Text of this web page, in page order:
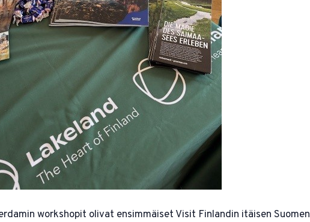
workshopit olivat ensimmäiset Visit Finlandin itäisen Suomen